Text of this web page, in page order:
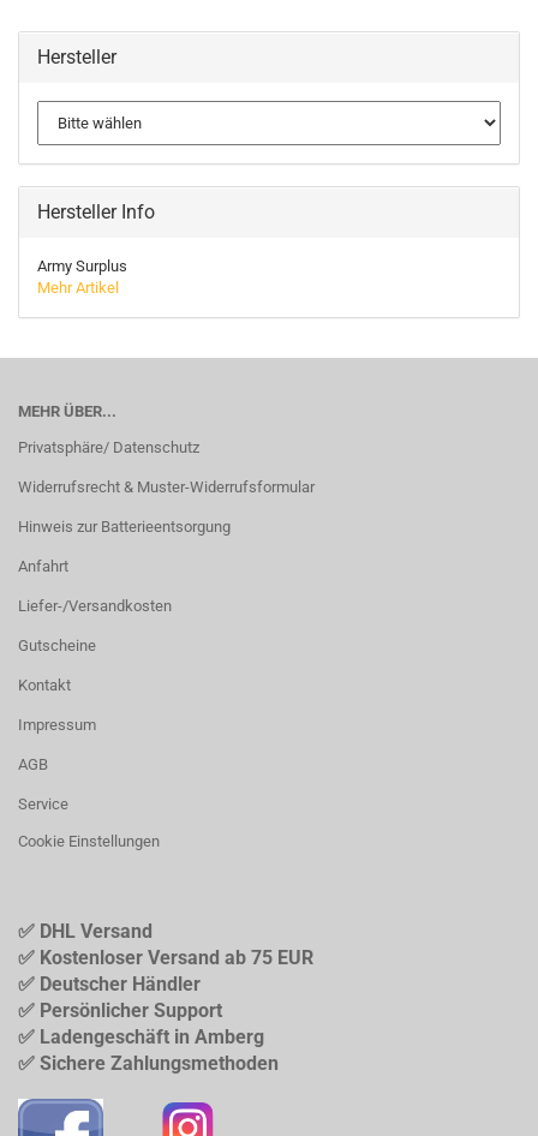
Hersteller
Hersteller Info
Army Surplus
Mehr Artikel
MEHR ÜBER...
Privatsphäre/ Datenschutz
Widerrufsrecht & Muster-Widerrufsformular
Hinweis zur Batterieentsorgung
Anfahrt
Liefer-/Versandkosten
Gutscheine
Kontakt
Impressum
AGB
Service
Cookie Einstellungen
✅ DHL Versand
✅ Kostenloser Versand ab 75 EUR
✅ Deutscher Händler
✅ Persönlicher Support
✅ Ladengeschäft in Amberg
✅ Sichere Zahlungsmethoden